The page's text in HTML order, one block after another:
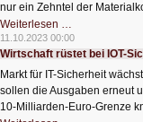
nur ein Zehntel der
Weiterlesen …
vereint
Batterie
Elektrolyseur
11.10.2023 00:00
Wirtschaft rüstet bei IOT-
Markt für IT-Sicherheit
sollen die Ausgaben erneut
10-Milliarden-Euro-Grenze